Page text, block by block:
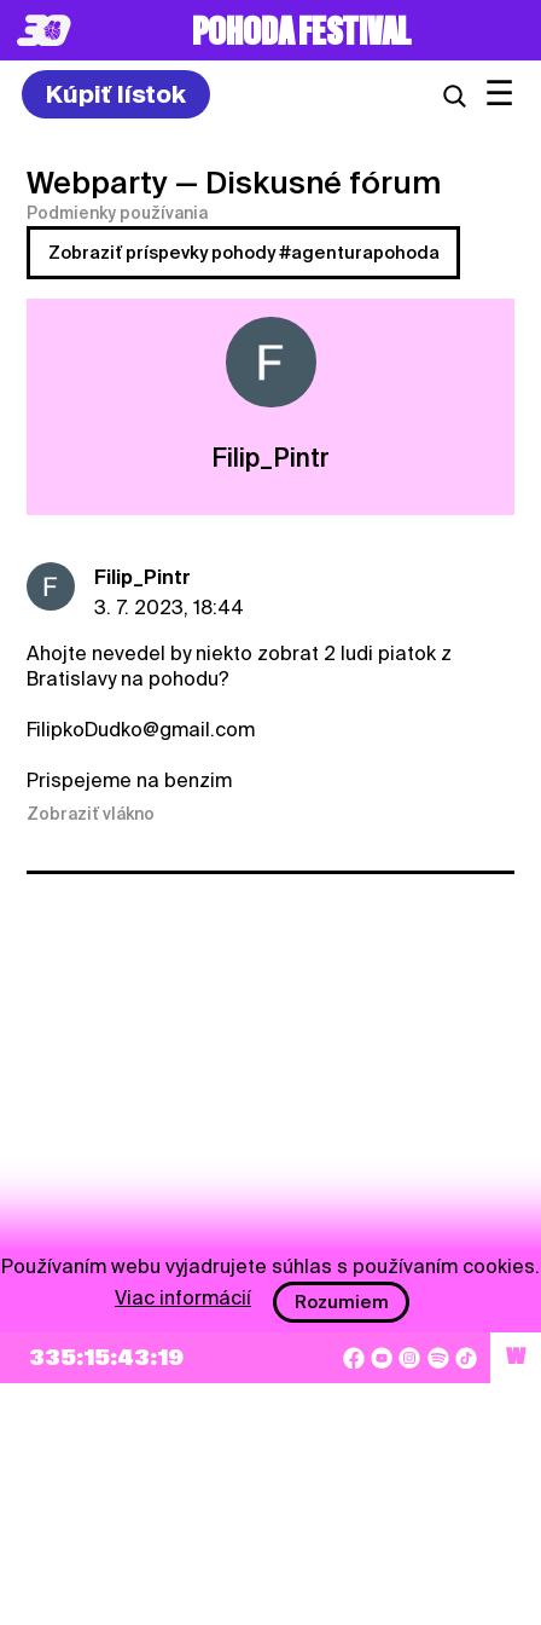
POHODA FESTIVAL
Kúpiť lístok ☰
Webparty — Diskusné fórum
Podmienky používania
Zobraziť príspevky pohody #agenturapohoda
Filip_Pintr
Filip_Pintr
3. 7. 2023, 18:44
Ahojte nevedel by niekto zobrat 2 ludi piatok z
Bratislavy na pohodu?
FilipkoDudko@gmail.com
Prispejeme na benzim
Zobraziť vlákno
335:15:43:18 W
Používaním webu vyjadrujete súhlas s používaním cookies.
Viac informácií
Rozumiem